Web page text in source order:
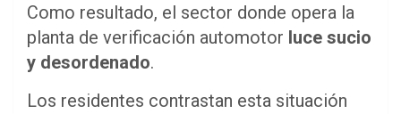
Como resultado, el sector donde opera la
planta de verificación automotor luce sucio
y desordenado.
Los residentes contrastan esta situación